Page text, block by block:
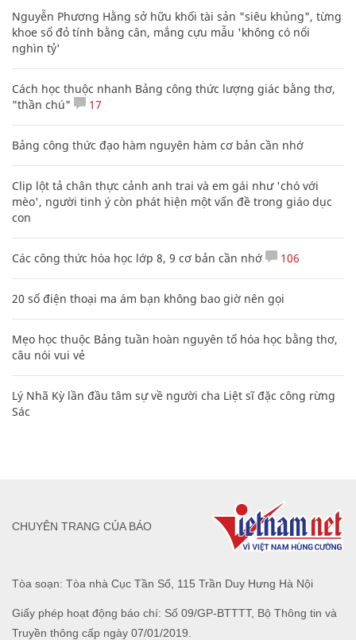
Nguyễn Phương Hằng sở hữu khối tài sản "siêu khủng", từng
khoe sổ đỏ tính bằng cân, mắng cựu mẫu 'không có nổi
nghìn tỷ'
Cách học thuộc nhanh Bảng công thức lượng giác bằng thơ,
"thần chú"
17
Bảng công thức đạo hàm nguyên hàm cơ bản cần nhớ
Clip lột tả chân thực cảnh anh trai và em gái như 'chó với
mèo', người tinh ý còn phát hiện một vấn đề trong giáo dục
con
Các công thức hóa học lớp 8, 9 cơ bản cần nhớ 106
20 số điện thoại ma ám bạn không bao giờ nên gọi
Mẹo học thuộc Bảng tuần hoàn nguyên tố hóa học bằng thơ,
câu nói vui vẻ
Lý Nhã Kỳ lần đầu tâm sự về người cha Liệt sĩ đặc công rừng
Sác
Tòa soạn: Tòa nhà Cục Tần Số, 115 Trần Duy Hưng Hà Nội
Giấy phép hoạt động báo chí: Số 09/GP-BTTTT, Bộ Thông tin và
Truyền thông cấp ngày 07/01/2019.
CHUYÊN TRANG CỦA BÁO